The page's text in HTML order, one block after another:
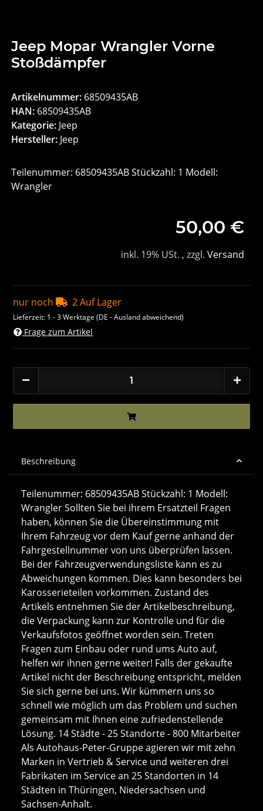
Jeep Mopar Wrangler Vorne
Stoßdämpfer
Artikelnummer: 68509435AB
HAN: 68509435AB
Kategorie: Jeep
Hersteller: Jeep
Teilenummer: 68509435AB Stückzahl: 1 Modell:
Wrangler
50,00 €
inkl. 19% USt. , zzgl. Versand
nur noch 2 Auf Lager
Lieferzeit: 1 - 3 Werktage(DE - Ausland abweichend)
Frage zum Artikel
Beschreibung
Teilenummer: 68509435AB Stückzahl: 1 Modell:
Wrangler Sollten Sie bei ihrem Ersatzteil Fragen
haben, können Sie die Übereinstimmung mit
Ihrem Fahrzeug vor dem Kauf gerne anhand der
Fahrgestellnummer von uns überprüfen lassen.
Bei der Fahrzeugverwendungsliste kann es zu
Abweichungen kommen. Dies kann besonders bei
Karosserieteilen vorkommen. Zustand des
Artikels entnehmen Sie der Artikelbeschreibung,
die Verpackung kann zur Kontrolle und für die
Verkaufsfotos geöffnet worden sein. Treten
Fragen zum Einbau oder rund ums Auto auf,
helfen wir ihnen gerne weiter! Falls der gekaufte
Artikel nicht der Beschreibung entspricht, melden
Sie sich gerne bei uns. Wir kümmern uns so
schnell wie möglich um das Problem und suchen
gemeinsam mit Ihnen eine zufriedenstellende
Lösung. 14 Städte - 25 Standorte - 800 Mitarbeiter
Als Autohaus-Peter-Gruppe agieren wir mit zehn
Marken in Vertrieb & Service und weiteren drei
Fabrikaten im Service an 25 Standorten in 14
Städten in Thüringen, Niedersachsen und
Sachsen-Anhalt.